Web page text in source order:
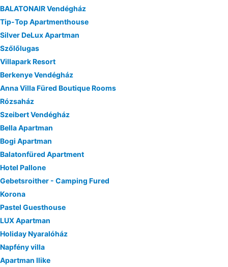
BALATONAIR Vendégház
Tip-Top Apartmenthouse
Silver DeLux Apartman
Szőlőlugas
Villapark Resort
Berkenye Vendégház
Anna Villa Füred Boutique Rooms
Rózsaház
Szeibert Vendégház
Bella Apartman
Bogi Apartman
Balatonfüred Apartment
Hotel Pallone
Gebetsroither - Camping Fured
Korona
Pastel Guesthouse
LUX Apartman
Holiday Nyaralóház
Napfény villa
Apartman Ilike